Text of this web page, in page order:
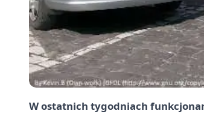
W ostatnich tygodniach